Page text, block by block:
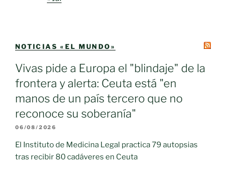
NOTICIAS «EL MUNDO»
Vivas pide a Europa el "blindaje" de la
frontera y alerta: Ceuta está "en
manos de un país tercero que no
reconoce su soberanía"
06/08/2026
El Instituto de Medicina Legal practica 79 autopsias
tras recibir 80 cadáveres en Ceuta